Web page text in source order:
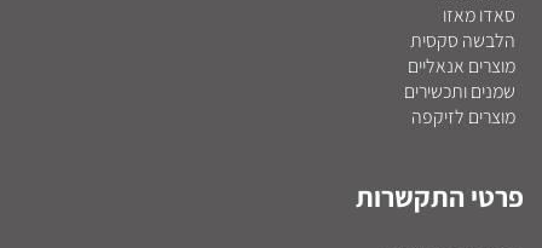
סאדו מאזו
הלבשה סקסית
מוצרים אנאליים
שמנים ותכשירים
מוצרים לזיקפה
פרטי התקשרות